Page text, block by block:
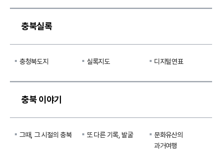
충북실록
충청북도지 실록지도 디지털연표
충북 이야기
그때, 그 시절의 충북 또 다른 기록, 발굴
문화유산의
과거여행